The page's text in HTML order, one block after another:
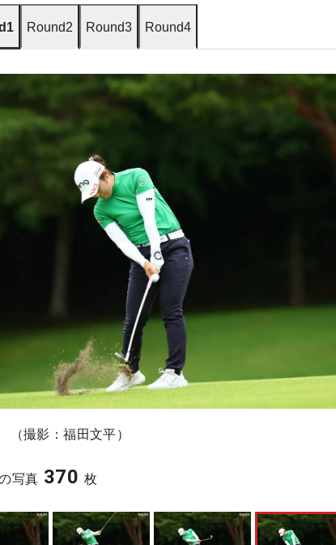
Round2 Round3 Round4
（撮影：福田文平）
写真 370 枚